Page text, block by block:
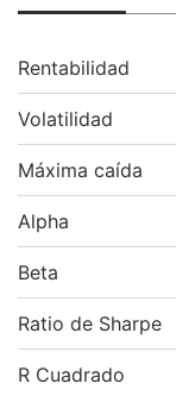
Rentabilidad
Volatilidad
Máxima caída
Alpha
Beta
Ratio de Sharpe
R Cuadrado